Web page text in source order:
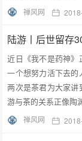
禅风网
陆游丨后世留存
近日《我不是药神
一个想努力活下去
两次是茶君为大家
游与茶的关系正像
禅风网